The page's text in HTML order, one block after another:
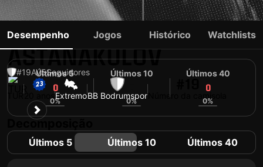
SIROZHIDDIN
ASTANAKULOV
#19AV5Seguidores
ExtremoBB Bodrumspor Número da camisola
Desempenho Jogos Histórico Watchlists
Últimos 5
0
0%
Últimos 10
0%
Últimos 40
0
0%
Decomposição
Últimos 5 Últimos 10 Últimos 40